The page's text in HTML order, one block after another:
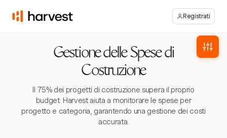
Registrati
Gestione delle Spese di
Costruzione
Il 75% dei progetti di costruzione supera il proprio
budget. Harvest aiuta a monitorare le spese per
progetto e categoria, garantendo una gestione dei costi
accurata.